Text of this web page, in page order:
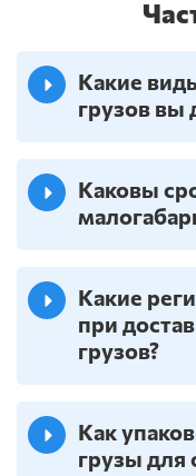
Какие
грузов вы
Каковы
Какие
при
грузов?
Как
грузы для